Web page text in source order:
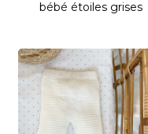
bébé étoiles grises